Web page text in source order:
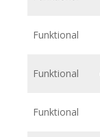
Funktional
Funktional
Funktional